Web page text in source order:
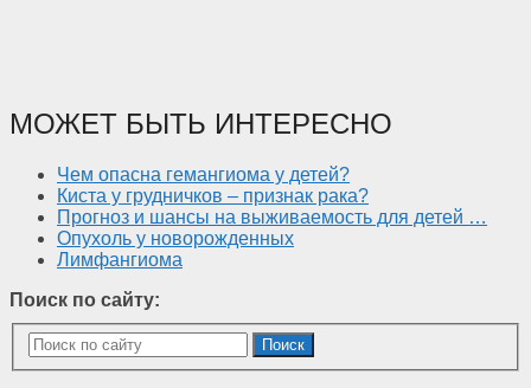
МОЖЕТ БЫТЬ ИНТЕРЕСНО
Чем опасна гемангиома у детей?
Киста у грудничков – признак рака?
Прогноз и шансы на выживаемость для детей …
Опухоль у новорожденных
Лимфангиома
Поиск по сайту:
Поиск